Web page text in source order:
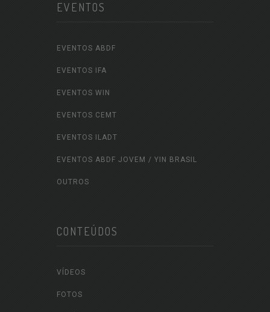
EVENTOS
EVENTOS ABDF
EVENTOS IFA
EVENTOS WIN
EVENTOS CEMT
EVENTOS ILADT
EVENTOS ABDF JOVEM / YIN BRASIL
OUTROS
CONTEÚDOS
VÍDEOS
FOTOS